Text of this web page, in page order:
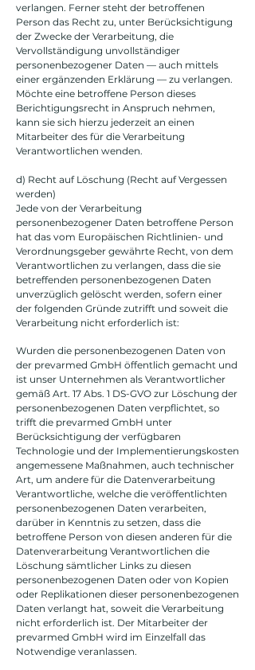
verlangen. Ferner steht der betroffenen
Person das Recht zu, unter Berücksichtigung
der Zwecke der Verarbeitung, die
Vervollständigung unvollständiger
personenbezogener Daten — auch mittels
einer ergänzenden Erklärung — zu verlangen.
Möchte eine betroffene Person dieses
Berichtigungsrecht in Anspruch nehmen,
kann sie sich hierzu jederzeit an einen
Mitarbeiter des für die Verarbeitung
Verantwortlichen wenden.
d) Recht auf Löschung (Recht auf Vergessen
werden)
Jede von der Verarbeitung
personenbezogener Daten betroffene Person
hat das vom Europäischen Richtlinien- und
Verordnungsgeber gewährte Recht, von dem
Verantwortlichen zu verlangen, dass die sie
betreffenden personenbezogenen Daten
unverzüglich gelöscht werden, sofern einer
der folgenden Gründe zutrifft und soweit die
Verarbeitung nicht erforderlich ist:
Wurden die personenbezogenen Daten von
der prevarmed GmbH öffentlich gemacht und
ist unser Unternehmen als Verantwortlicher
gemäß Art. 17 Abs. 1 DS-GVO zur Löschung der
personenbezogenen Daten verpflichtet, so
trifft die prevarmed GmbH unter
Berücksichtigung der verfügbaren
Technologie und der Implementierungskosten
angemessene Maßnahmen, auch technischer
Art, um andere für die Datenverarbeitung
Verantwortliche, welche die veröffentlichten
personenbezogenen Daten verarbeiten,
darüber in Kenntnis zu setzen, dass die
betroffene Person von diesen anderen für die
Datenverarbeitung Verantwortlichen die
Löschung sämtlicher Links zu diesen
personenbezogenen Daten oder von Kopien
oder Replikationen dieser personenbezogenen
Daten verlangt hat, soweit die Verarbeitung
nicht erforderlich ist. Der Mitarbeiter der
prevarmed GmbH wird im Einzelfall das
Notwendige veranlassen.